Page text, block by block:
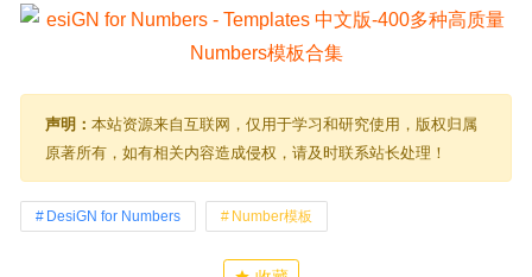
声明： 本站资源来自互联网，仅用于学习和研究使用，版权归属
原著所有，如有相关内容造成侵权，请及时联系站长处理！
DesiGN for Numbers Number模板